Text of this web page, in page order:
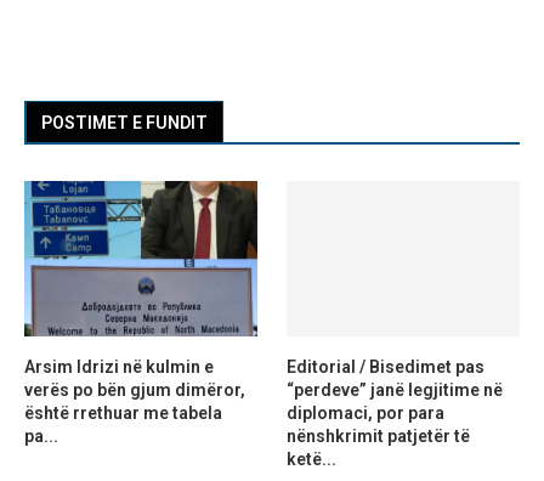
POSTIMET E FUNDIT
Arsim Idrizi në kulmin e
verës po bën gjum dimëror,
është rrethuar me tabela
pa...
Editorial / Bisedimet pas
“perdeve” janë legjitime në
diplomaci, por para
nënshkrimit patjetër të
ketë...